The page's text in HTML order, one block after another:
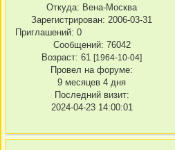
Откуда: Вена-Москва
Зарегистрирован: 2006-03-31
Приглашений: 0
Сообщений: 76042
Возраст: 61 [1964-10-04]
Провел на форуме:
9 месяцев 4 дня
Последний визит:
2024-04-23 14:00:01